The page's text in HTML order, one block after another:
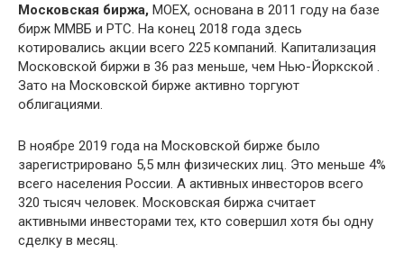
Московская биржа, MOEX, основана в 2011 году на базе
бирж ММВБ и РТС. На конец 2018 года здесь
котировались акции всего 225 компаний. Капитализация
Московской биржи в 36 раз меньше, чем Нью-Йоркской .
Зато на Московской бирже активно торгуют
облигациями.
В ноябре 2019 года на Московской бирже было
зарегистрировано 5,5 млн физических лиц. Это меньше 4%
всего населения России. А активных инвесторов всего
320 тысяч человек. Московская биржа считает
активными инвесторами тех, кто совершил хотя бы одну
сделку в месяц.